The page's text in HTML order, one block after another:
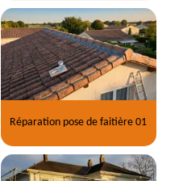
Réparation pose de faitière 01